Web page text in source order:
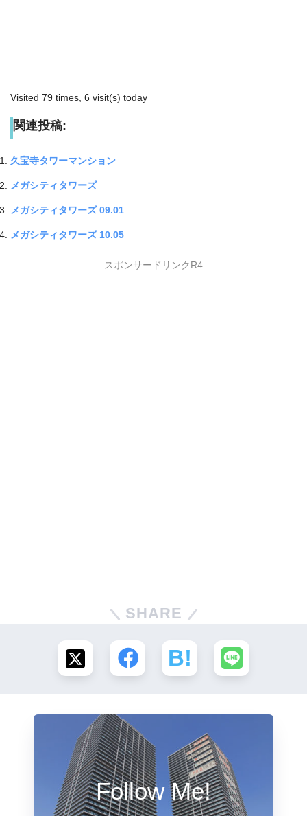
Visited 79 times, 6 visit(s) today
関連投稿:
久宝寺タワーマンション
メガシティタワーズ
メガシティタワーズ 09.01
メガシティタワーズ 10.05
スポンサードリンクR4
SHARE
Follow Me!